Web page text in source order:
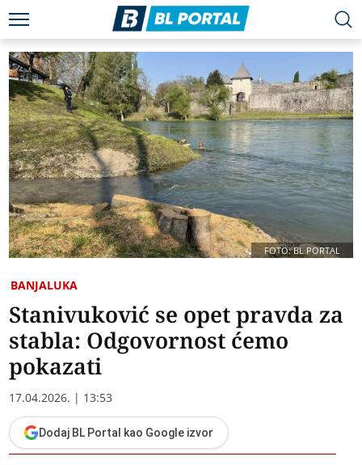
FOTO: BL PORTAL
BANJALUKA
Stanivuković se opet pravda za
stabla: Odgovornost ćemo
pokazati
17.04.2026. | 13:53
Dodaj BL Portal kao Google izvor